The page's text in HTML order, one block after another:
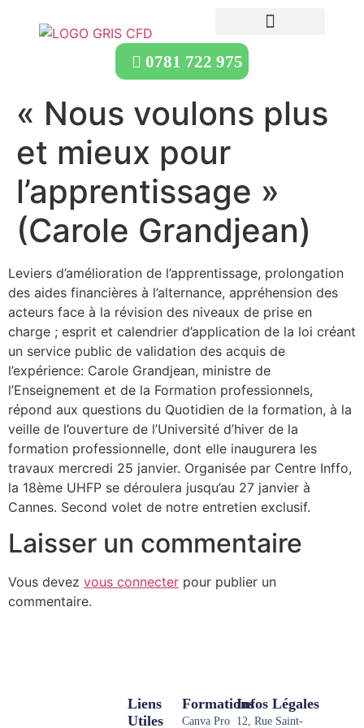
0781 722 975
« Nous voulons plus
et mieux pour
l’apprentissage »
(Carole Grandjean)
Leviers d’amélioration de l’apprentissage, prolongation
des aides financières à l’alternance, appréhension des
acteurs face à la révision des niveaux de prise en
charge ; esprit et calendrier d’application de la loi créant
un service public de validation des acquis de
l’expérience: Carole Grandjean, ministre de
l’Enseignement et de la Formation professionnels,
répond aux questions du Quotidien de la formation, à la
veille de l’ouverture de l’Université d’hiver de la
formation professionnelle, dont elle inaugurera les
travaux mercredi 25 janvier. Organisée par Centre Inffo,
la 18ème UHFP se déroulera jusqu’au 27 janvier à
Cannes. Second volet de notre entretien exclusif.
Laisser un commentaire
Vous devez vous connecter pour publier un
commentaire.
Formations
Canva Pro
Liens
Utiles
Infos Légales
12, Rue Saint-